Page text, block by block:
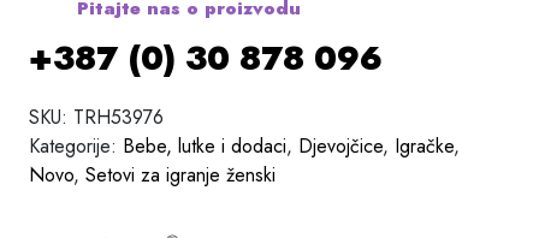
Pitajte nas o proizvodu
+387 (0) 30 878 096
SKU: TRH53976
Kategorije: Bebe, lutke i dodaci, Djevojčice, Igračke,
Novo, Setovi za igranje ženski